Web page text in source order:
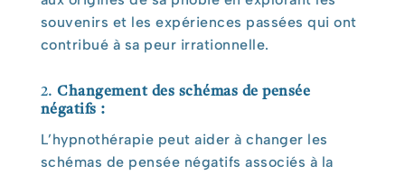
souvenirs et les expériences passées qui ont
contribué à sa peur irrationnelle.
2.Changement des schémas de pensée
négatifs :
L’hypnothérapie peut aider à changer les
schémas de pensée négatifs associés à la